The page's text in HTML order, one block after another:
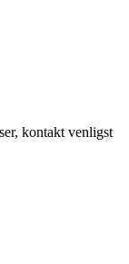
kontakt venligst